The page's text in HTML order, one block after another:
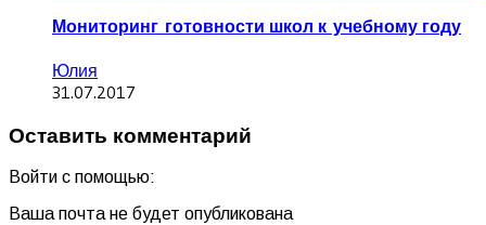
Мониторинг готовности школ к учебному году
Юлия
31.07.2017
Оставить комментарий
Войти с помощью:
Ваша почта не будет опубликована